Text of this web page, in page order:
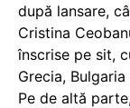
după lansare,
Cristina
înscrise pe sit,
Grecia, Bulgaria
Pe de altă